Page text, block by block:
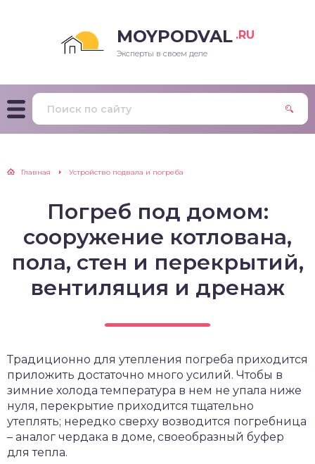
MOYPODVAL .RU
Эксперты в своем деле
Главная Устройство подвала и погреба
Погреб под домом:
сооружение котлована,
пола, стен и перекрытий,
вентиляция и дренаж
Традиционно для утепления погреба приходится
приложить достаточно много усилий. Чтобы в
зимние холода температура в нем не упала ниже
нуля, перекрытие приходится тщательно
утеплять; нередко сверху возводится погребница
– аналог чердака в доме, своеобразный буфер
для тепла.